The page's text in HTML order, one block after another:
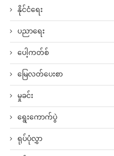
နိုင်ငံရေး
ပညာရေး
ပေါ့ကတ်စ်
မြေလတ်ပေးစာ
မှုခင်း
ရွေးကောက်ပွဲ
ရုပ်ပုံလွှာ